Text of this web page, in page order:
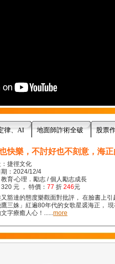
律、AI 地面師詐術全破 股票
快樂，不討好也不刻意，海正
捷徑文化
：2024/12/4
育‧心理．勵志 / 個人勵志成長
元 ， 特價： 77 折 246元
又豁達的態度樂觀面對批評， 在臉書上
三姝」紅遍80年代的女歌星裘海正，
字療癒人心！......more